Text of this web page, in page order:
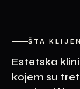
ŠTA
Estetska
kojem su